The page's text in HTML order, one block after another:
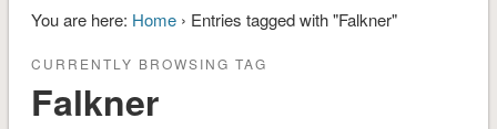
You are here: Home› Entries tagged with "Falkner"
CURRENTLY BROWSING TAG
Falkner